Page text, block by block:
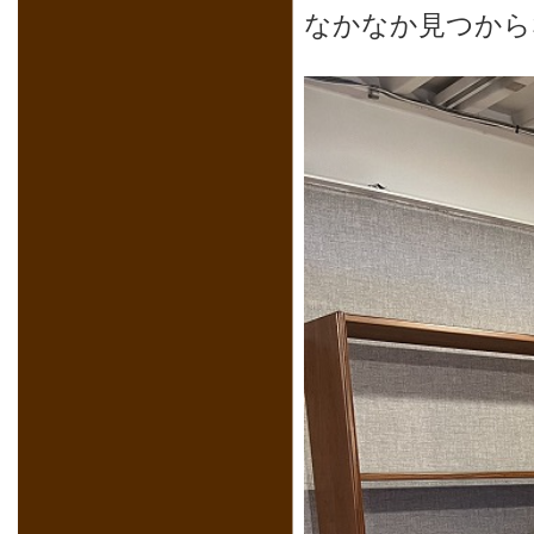
なかなか見つか